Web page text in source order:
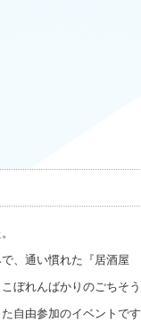
、通い慣れた『居酒屋
ぼれんばかりのごちそ
自由参加のイベントで